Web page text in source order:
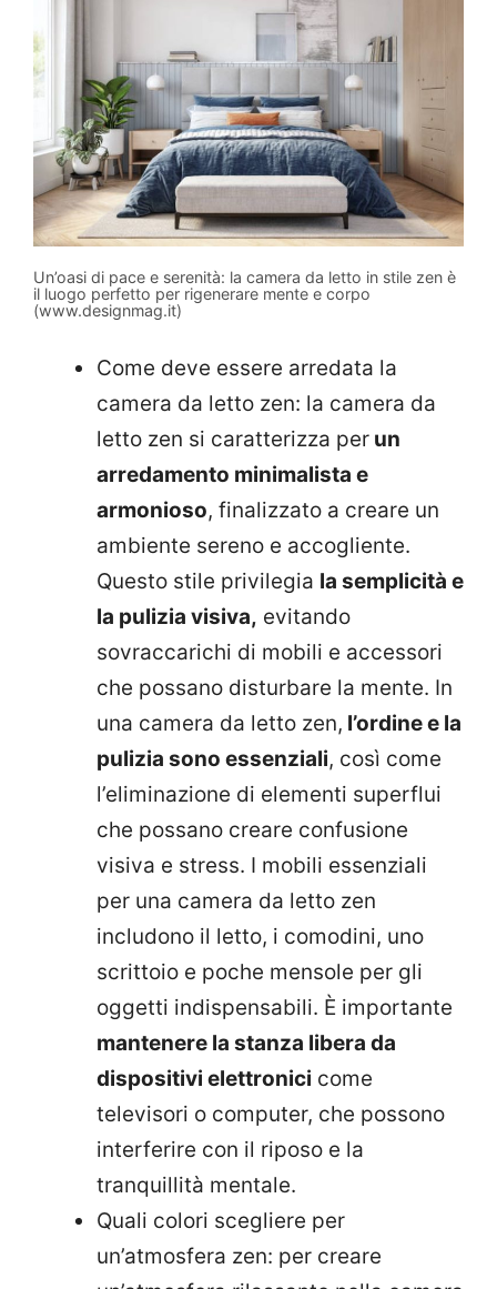
Un’oasi di pace e serenità: la camera da letto in stile zen è
il luogo perfetto per rigenerare mente e corpo
(www.designmag.it)
Come deve essere arredata la
camera da letto zen: la camera da
letto zen si caratterizza per un
arredamento minimalista e
armonioso, finalizzato a creare un
ambiente sereno e accogliente.
Questo stile privilegia la semplicità e
la pulizia visiva, evitando
sovraccarichi di mobili e accessori
che possano disturbare la mente. In
una camera da letto zen, l’ordine e la
pulizia sono essenziali, così come
l’eliminazione di elementi superflui
che possano creare confusione
visiva e stress. I mobili essenziali
per una camera da letto zen
includono il letto, i comodini, uno
scrittoio e poche mensole per gli
oggetti indispensabili. È importante
mantenere la stanza libera da
dispositivi elettronici come
televisori o computer, che possono
interferire con il riposo e la
tranquillità mentale.
Quali colori scegliere per
un’atmosfera zen: per creare